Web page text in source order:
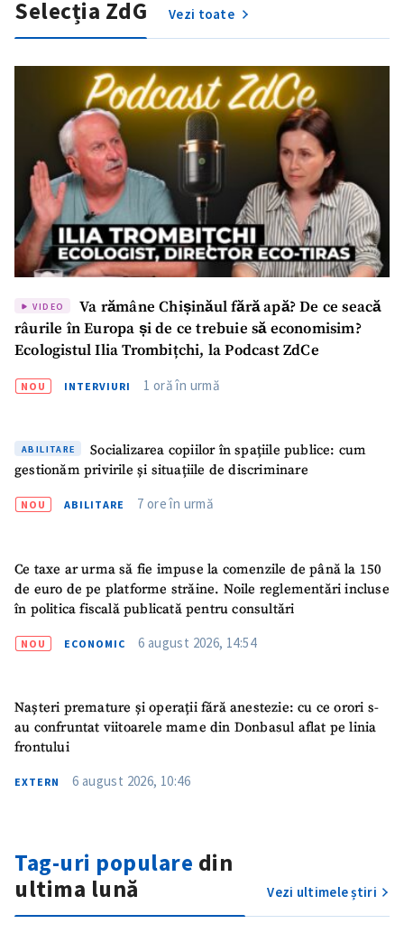
Selecția ZdG Vezi toate
VIDEO
Va rămâne Chișinăul fără apă? De ce seacă
râurile în Europa și de ce trebuie să economisim?
Ecologistul Ilia Trombițchi, la Podcast ZdCe
NOU INTERVIURI 1 oră în urmă
ABILITARE
Socializarea copiilor în spațiile publice: cum
gestionăm privirile și situațiile de discriminare
NOU ABILITARE 7 ore în urmă
Ce taxe ar urma să fie impuse la comenzile de până la 150
de euro de pe platforme străine. Noile reglementări incluse
în politica fiscală publicată pentru consultări
NOU ECONOMIC 6 august 2026, 14:54
Nașteri premature și operații fără anestezie: cu ce orori s-
au confruntat viitoarele mame din Donbasul aflat pe linia
frontului
EXTERN 6 august 2026, 10:46
Tag-uri populare din
ultima lună
Vezi ultimele știri